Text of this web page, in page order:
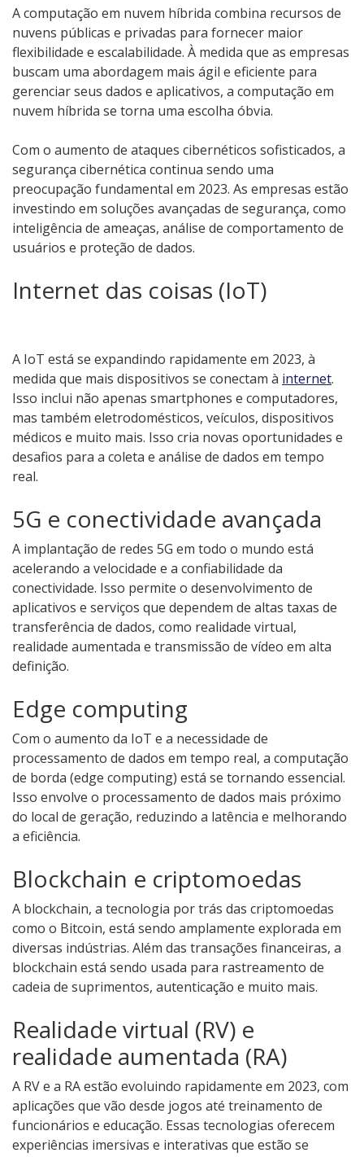
A computação em nuvem híbrida combina recursos de
nuvens públicas e privadas para fornecer maior
flexibilidade e escalabilidade. À medida que as empresas
buscam uma abordagem mais ágil e eficiente para
gerenciar seus dados e aplicativos, a computação em
nuvem híbrida se torna uma escolha óbvia.
Com o aumento de ataques cibernéticos sofisticados, a
segurança cibernética continua sendo uma
preocupação fundamental em 2023. As empresas estão
investindo em soluções avançadas de segurança, como
inteligência de ameaças, análise de comportamento de
usuários e proteção de dados.
Internet das coisas (IoT)
A IoT está se expandindo rapidamente em 2023, à
medida que mais dispositivos se conectam à internet.
Isso inclui não apenas smartphones e computadores,
mas também eletrodomésticos, veículos, dispositivos
médicos e muito mais. Isso cria novas oportunidades e
desafios para a coleta e análise de dados em tempo
real.
5G e conectividade avançada
A implantação de redes 5G em todo o mundo está
acelerando a velocidade e a confiabilidade da
conectividade. Isso permite o desenvolvimento de
aplicativos e serviços que dependem de altas taxas de
transferência de dados, como realidade virtual,
realidade aumentada e transmissão de vídeo em alta
definição.
Edge computing
Com o aumento da IoT e a necessidade de
processamento de dados em tempo real, a computação
de borda (edge computing) está se tornando essencial.
Isso envolve o processamento de dados mais próximo
do local de geração, reduzindo a latência e melhorando
a eficiência.
Blockchain e criptomoedas
A blockchain, a tecnologia por trás das criptomoedas
como o Bitcoin, está sendo amplamente explorada em
diversas indústrias. Além das transações financeiras, a
blockchain está sendo usada para rastreamento de
cadeia de suprimentos, autenticação e muito mais.
Realidade virtual (RV) e
realidade aumentada (RA)
A RV e a RA estão evoluindo rapidamente em 2023, com
aplicações que vão desde jogos até treinamento de
funcionários e educação. Essas tecnologias oferecem
experiências imersivas e interativas que estão se